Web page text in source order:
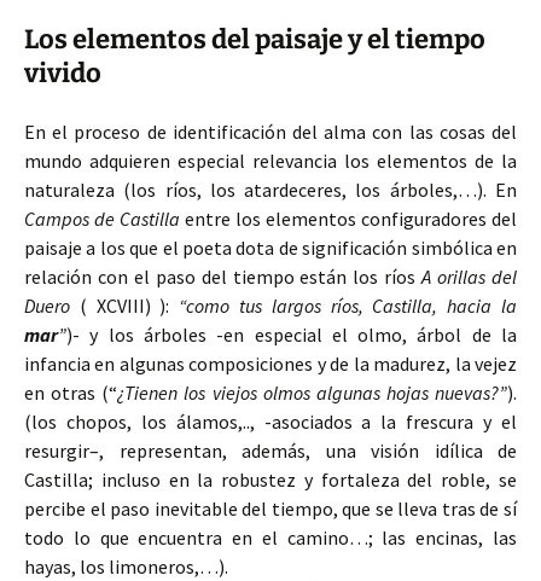
Los elementos del paisaje y el tiempo
vivido
En el proceso de identificación del alma con las cosas del
mundo adquieren especial relevancia los elementos de la
naturaleza (los ríos, los atardeceres, los árboles,…). En
Campos de Castilla entre los elementos configuradores del
paisaje a los que el poeta dota de significación simbólica en
relación con el paso del tiempo están los ríosA orillas del
Duero ( XCVIII) ): “como tus largos ríos, Castilla, hacia la
mar”)- y los árboles -en especial el olmo, árbol de la
infancia en algunas composiciones y de la madurez, la vejez
en otras (“¿Tienen los viejos olmos algunas hojas nuevas?”).
(los chopos, los álamos,.., -asociados a la frescura y el
resurgir–, representan, además, una visión idílica de
Castilla; incluso en la robustez y fortaleza del roble, se
percibe el paso inevitable del tiempo, que se lleva tras de sí
todo lo que encuentra en el camino…; las encinas, las
hayas, los limoneros,…).